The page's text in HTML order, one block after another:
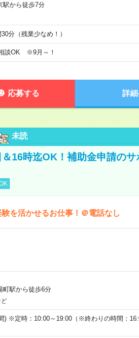
駅から徒歩7分
分（残業少なめ！）
談OK ※9月～！
応募する 詳
未読
16時迄OK！補助金申請のサ
を活かせるお仕事！＠電話なし
町駅から徒歩6分
) ※定時：10:00～19:00（※終わりの時間：